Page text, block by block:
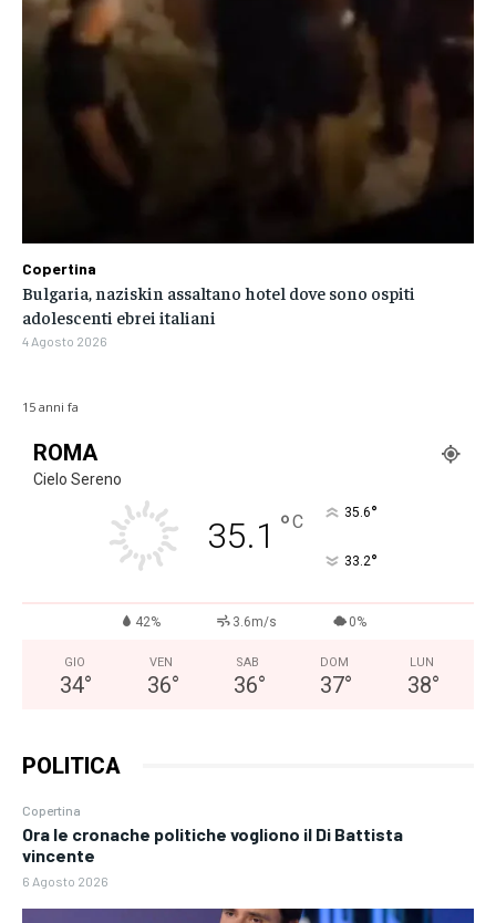
ROMA
Cielo Sereno
35.1 °C 35.6°
33.2°
42% 3.6m/s 0%
GIO
34°
VEN
36°
SAB
36°
DOM
37°
LUN
38°
POLITICA
Copertina
Ora le cronache politiche vogliono il Di Battista
vincente
6 Agosto 2026
15 anni fa
Copertina
Bulgaria, naziskin assaltano hotel dove sono ospiti
adolescenti ebrei italiani
4 Agosto 2026